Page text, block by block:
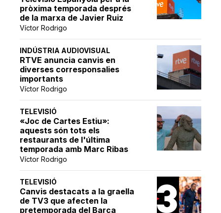
pròxima temporada després
de la marxa de Javier Ruiz
Víctor Rodrigo
INDÚSTRIA AUDIOVISUAL
RTVE anuncia canvis en
diverses corresponsalies
importants
Víctor Rodrigo
TELEVISIÓ
«Joc de Cartes Estiu»:
aquests són tots els
restaurants de l'última
temporada amb Marc Ribas
Víctor Rodrigo
TELEVISIÓ
Canvis destacats a la graella
de TV3 que afecten la
pretemporada del Barça